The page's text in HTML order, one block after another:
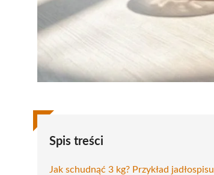
Spis treści
Jak schudnąć 3 kg? Przykład jadłospisu